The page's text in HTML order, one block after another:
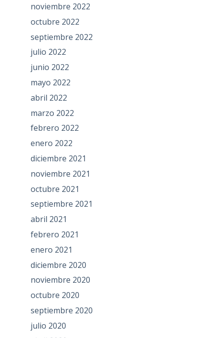
noviembre 2022
octubre 2022
septiembre 2022
julio 2022
junio 2022
mayo 2022
abril 2022
marzo 2022
febrero 2022
enero 2022
diciembre 2021
noviembre 2021
octubre 2021
septiembre 2021
abril 2021
febrero 2021
enero 2021
diciembre 2020
noviembre 2020
octubre 2020
septiembre 2020
julio 2020